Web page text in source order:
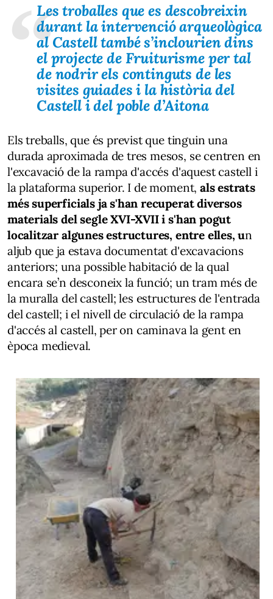
Les troballes que es descobreixin
durant la intervenció arqueològica
al Castell també s’inclourien dins
el projecte de Fruiturisme per tal
de nodrir els continguts de les
visites guiades i la història del
Castell i del poble d’Aitona
Els treballs, que és previst que tinguin una
durada aproximada de tres mesos, se centren en
l'excavació de la rampa d'accés d'aquest castell i
la plataforma superior. I de moment, als estrats
més superficials ja s'han recuperat diversos
materials del segle XVI-XVII i s'han pogut
localitzar algunes estructures, entre elles, un
aljub que ja estava documentat d'excavacions
anteriors; una possible habitació de la qual
encara se’n desconeix la funció; un tram més de
la muralla del castell; les estructures de l'entrada
del castell; i el nivell de circulació de la rampa
d'accés al castell, per on caminava la gent en
època medieval.